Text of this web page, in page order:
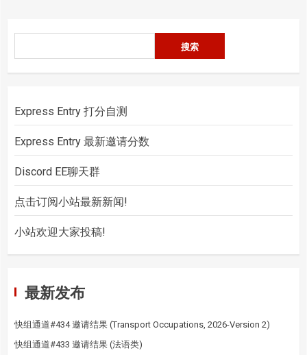
分
页
索
搜索
Express Entry 打分自测
Express Entry 最新邀请分数
Discord EE聊天群
点击订阅小站最新新闻!
小站欢迎大家投稿!
最新发布
快组通道#434 邀请结果 (Transport Occupations, 2026-Version 2)
快组通道#433 邀请结果 (法语类)